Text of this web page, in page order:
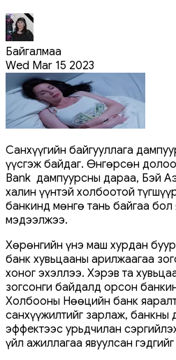
Байгалмаа
Wed Mar 15 2023
Санхүүгийн байгууллага
үүсгэж байдаг. Өнгөрсөн
Bank дампуурсны дараа, Бэй
халин үүнтэй холбоотой
банкинд мөнгө тань байгаа бол
мэдээлжээ.
Хөрөнгийн үнэ маш хурдан
банк хувьцааны арилжаагаа
хоног эхэллээ. Хэрэв та
зогсонги байдалд орсон
Холбооны Нөөцийн банк
санхүүжилтийг зарлаж,
эффектээс урьдчилан
үйл ажиллагаа явуулсан